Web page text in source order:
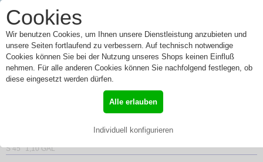
Cookies
Wir benutzen Cookies, um Ihnen unsere Dienstleistung anzubieten und
unsere Seiten fortlaufend zu verbessern. Auf technisch notwendige
Cookies können Sie bei der Nutzung unseres Shops keinen Einfluß
nehmen. Für alle anderen Cookies können Sie nachfolgend festlegen, ob
diese eingesetzt werden dürfen.
Alle erlauben
Individuell konfigurieren
Toggle
Menü
Steinen Ölbrennerdüsen
Brennerdüse Öldüse Typ
S 45° 1,10 GAL
» Steinen Ölbrennerdüsen Brennerdüse Öldüse Typ
S 45° 1,10 GAL